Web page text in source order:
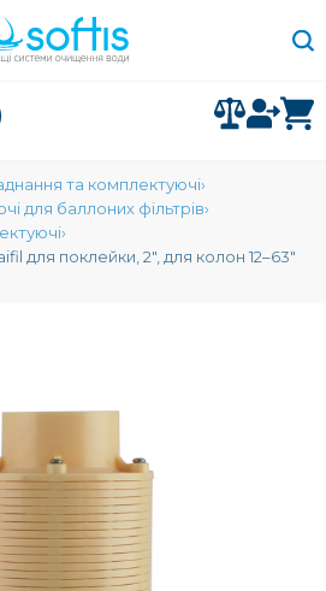
та комплектуючі
для баллоних фільтрів
для поклейки, 2″, для колон 12–63″